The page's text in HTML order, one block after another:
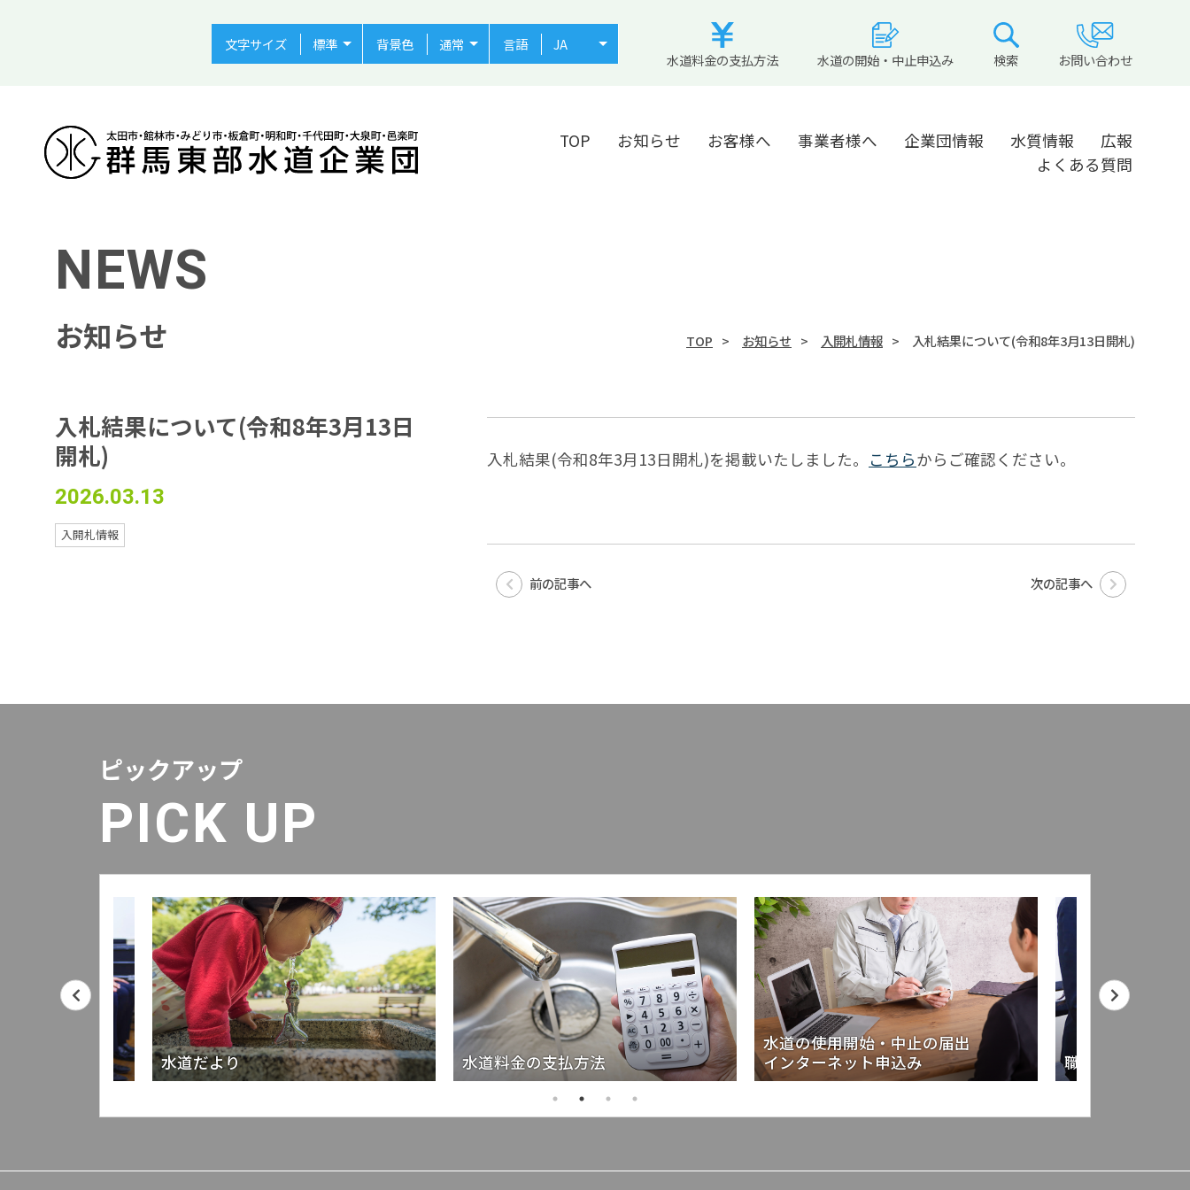
文字サイズ 背景色
言語
水道料金の支払方法
水道の開始・中止申込み 検索 お問い合わせ
TOP お知らせ お客様へ 事業者様へ 企業団情報 水質情報
広報
よくある質問
TOP お知らせ 入開札情報 入札結果について(令和8年3月13日開札)
NEWS
お知らせ
入札結果について(令和8年3月13日
開札)
2026.03.13
入開札情報
入札結果(令和8年3月13日開札)を掲載いたしました。 こちらからご確認ください。
前の記事へ 次の記事へ
ピックアップ
PICK UP
水道だより 水道料金の支払方法
水道の使用開始・中止の届出
インターネット申込み
職員採用試験